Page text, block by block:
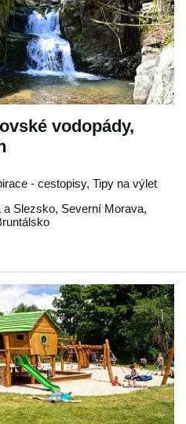
vodopády,
- cestopisy, Tipy na výlet
a Slezsko, Severní Morava,